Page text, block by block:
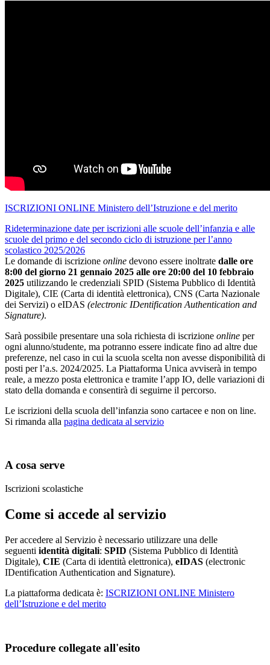
ISCRIZIONI ONLINE Ministero dell’Istruzione e del merito
Rideterminazione date per iscrizioni alle scuole dell’infanzia e alle
scuole del primo e del secondo ciclo di istruzione per l’anno
scolastico 2025/2026
Le domande di iscrizione online devono essere inoltrate dalle ore
8:00 del giorno 21 gennaio 2025 alle ore 20:00 del 10 febbraio
2025 utilizzando le credenziali SPID (Sistema Pubblico di Identità
Digitale), CIE (Carta di identità elettronica), CNS (Carta Nazionale
dei Servizi) o eIDAS (electronic IDentification Authentication and
Signature).
Sarà possibile presentare una sola richiesta di iscrizione online per
ogni alunno/studente, ma potranno essere indicate fino ad altre due
preferenze, nel caso in cui la scuola scelta non avesse disponibilità di
posti per l’a.s. 2024/2025. La Piattaforma Unica avviserà in tempo
reale, a mezzo posta elettronica e tramite l’app IO, delle variazioni di
stato della domanda e consentirà di seguirne il percorso.
Le iscrizioni della scuola dell’infanzia sono cartacee e non on line.
Si rimanda alla pagina dedicata al servizio
A cosa serve
Iscrizioni scolastiche
Come si accede al servizio
Per accedere al Servizio è necessario utilizzare una delle
seguenti identità digitali: SPID (Sistema Pubblico di Identità
Digitale), CIE (Carta di identità elettronica), eIDAS (electronic
IDentification Authentication and Signature).
La piattaforma dedicata è: ISCRIZIONI ONLINE Ministero
dell’Istruzione e del merito
Procedure collegate all'esito